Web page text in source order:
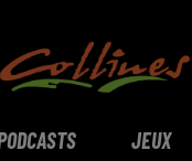
JEUX